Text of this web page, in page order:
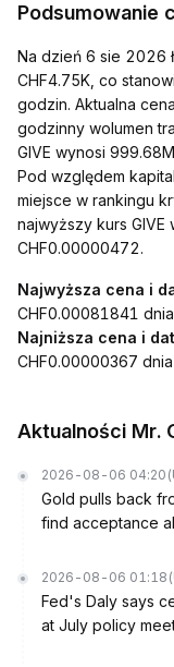
Podsumowanie
Na dzień 6 sie 2026
CHF4.75K, co
godzin. Aktualna
godzinny wolumen
GIVE wynosi
Pod względem
miejsce w rankingu
najwyższy kurs GIVE
CHF0.00000472.
Najwyższa cena i
CHF0.00081841
Najniższa cena i
CHF0.00000367
Aktualności Mr.
2026-08-06 04:20
Gold pulls back
find acceptance
2026-08-06 01:18
Fed's Daly says
at July policy